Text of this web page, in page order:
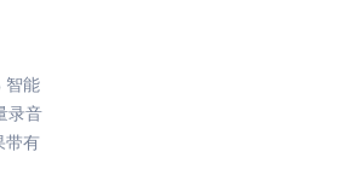
智能
录音
带有